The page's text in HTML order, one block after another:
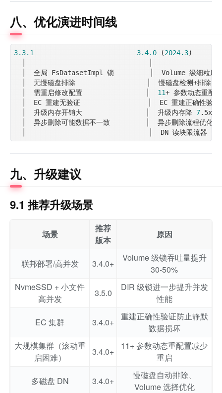
八、优化演进时间线
3.3.1 3.4.0 (2024.3
│  全局 FsDatasetImpl 锁         │  Volume 级细粒度
  │  无慢磁盘排除                  │  慢磁盘检测
+排除
  │  需重启修改配置                │
11+ 参数动态重
│  EC 重建无验证                 │  EC 重建正确性验
  │  升级内存开销大                │  升级内存降
7.5x
│  异步删除可能数据不一致         │  异步删除流程优化
九、升级建议
9.1 推荐升级场景
场景
推荐
版本
原因
联邦部署/高并发 3.4.0+
Volume 级锁吞吐量提升
30-50%
NvmeSSD + 小文件
高并发
3.5.0
DIR 级锁进一步提升并发
性能
EC 集群 3.4.0+
重建正确性验证防止静默
数据损坏
大规模集群（滚动重
启困难）
3.4.0+
11+ 参数动态重配置减少
重启
多磁盘 DN 3.4.0+
慢磁盘自动排除、
Volume 选择优化